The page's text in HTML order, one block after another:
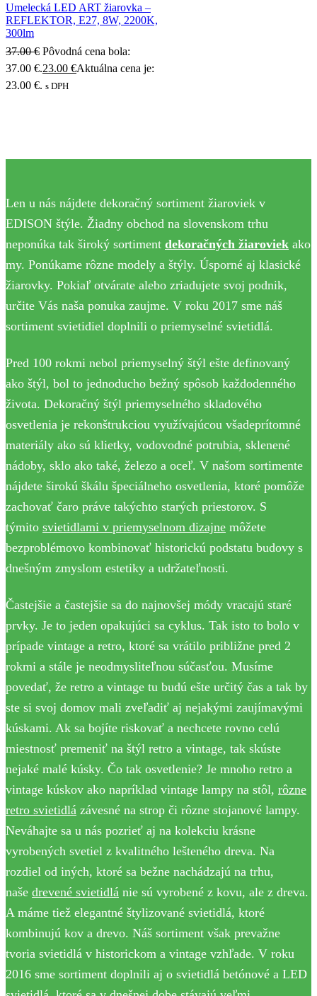
Umelecká LED ART žiarovka –
REFLEKTOR, E27, 8W, 2200K,
300lm
37.00€ Pôvodná cena bola:
37.00 €.23.00 €Aktuálna cena je:
23.00 €. s DPH
Len u nás nájdete dekoračný sortiment žiaroviek v
EDISON štýle. Žiadny obchod na slovenskom trhu
neponúka tak široký sortiment dekoračných žiaroviek ako
my. Ponúkame rôzne modely a štýly. Úsporné aj klasické
žiarovky. Pokiaľ otvárate alebo zriadujete svoj podnik,
určite Vás naša ponuka zaujme. V roku 2017 sme náš
sortiment svietidiel doplnili o priemyselné svietidlá.
Pred 100 rokmi nebol priemyselný štýl ešte definovaný
ako štýl, bol to jednoducho bežný spôsob každodenného
života. Dekoračný štýl priemyselného skladového
osvetlenia je rekonštrukciou využívajúcou všadeprítomné
materiály ako sú klietky, vodovodné potrubia, sklenené
nádoby, sklo ako také, železo a oceľ. V našom sortimente
nájdete širokú škálu špeciálneho osvetlenia, ktoré pomôže
zachovať čaro práve takýchto starých priestorov. S
týmito svietidlami v priemyselnom dizajne môžete
bezproblémovo kombinovať historickú podstatu budovy s
dnešným zmyslom estetiky a udržateľnosti.
Častejšie a častejšie sa do najnovšej módy vracajú staré
prvky. Je to jeden opakujúci sa cyklus. Tak isto to bolo v
prípade vintage a retro, ktoré sa vrátilo približne pred 2
rokmi a stále je neodmysliteľnou súčasťou. Musíme
povedať, že retro a vintage tu budú ešte určitý čas a tak by
ste si svoj domov mali zveľadiť aj nejakými zaujímavými
kúskami. Ak sa bojíte riskovať a nechcete rovno celú
miestnosť premeniť na štýl retro a vintage, tak skúste
nejaké malé kúsky. Čo tak osvetlenie? Je mnoho retro a
vintage kúskov ako napríklad vintage lampy na stôl, rôzne
retro svietidlá závesné na strop či rôzne stojanové lampy.
Neváhajte sa u nás pozrieť aj na kolekciu krásne
vyrobených svetiel z kvalitného lešteného dreva. Na
rozdiel od iných, ktoré sa bežne nachádzajú na trhu,
naše drevené svietidlá nie sú vyrobené z kovu, ale z dreva.
A máme tiež elegantné štylizované svietidlá, ktoré
kombinujú kov a drevo. Náš sortiment však prevažne
tvoria svietidlá v historickom a vintage vzhľade. V roku
2016 sme sortiment doplnili aj o svietidlá betónové a LED